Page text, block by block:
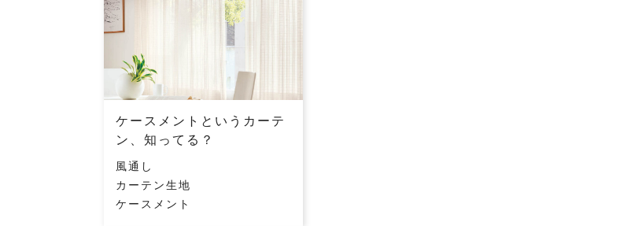
ケースメントというカーテ
ン、知ってる？
風通し
カーテン生地
ケースメント